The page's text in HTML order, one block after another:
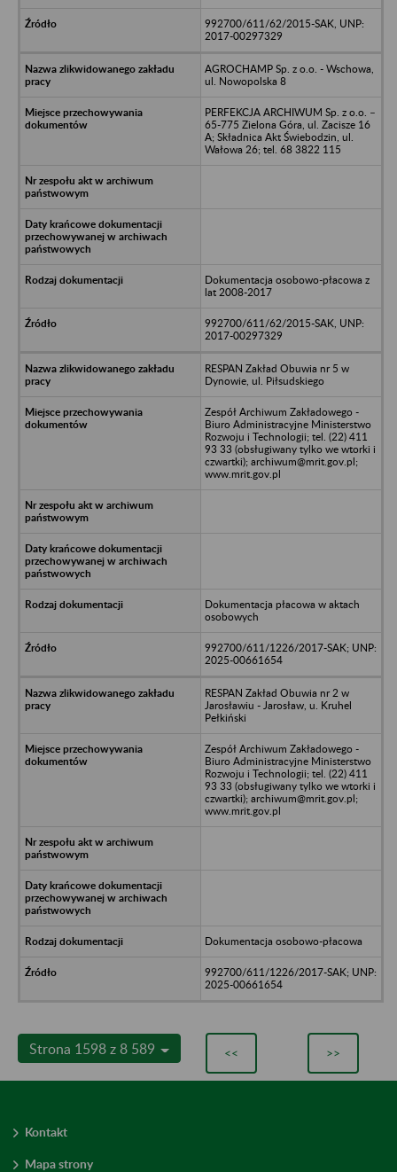
992700/611/62/2015-SAK, UNP:
2017-00297329
AGROCHAMP Sp. z o.o. - Wschowa,
ul. Nowopolska 8
PERFEKCJA ARCHIWUM Sp. z o.o. –
65-775 Zielona Góra, ul. Zacisze 16
A; Składnica Akt Świebodzin, ul.
Wałowa 26; tel. 68 3822 115
Dokumentacja osobowo-płacowa z
lat 2008-2017
992700/611/62/2015-SAK, UNP:
2017-00297329
RESPAN Zakład Obuwia nr 5 w
Dynowie, ul. Piłsudskiego
Zespół Archiwum Zakładowego -
Biuro Administracyjne Ministerstwo
Rozwoju i Technologii; tel. (22) 411
93 33 (obsługiwany tylko we wtorki i
czwartki); archiwum@mrit.gov.pl;
www.mrit.gov.pl
Dokumentacja płacowa w aktach
osobowych
992700/611/1226/2017-SAK; UNP:
2025-00661654
RESPAN Zakład Obuwia nr 2 w
Jarosławiu - Jarosław, u. Kruhel
Pełkiński
Zespół Archiwum Zakładowego -
Biuro Administracyjne Ministerstwo
Rozwoju i Technologii; tel. (22) 411
93 33 (obsługiwany tylko we wtorki i
czwartki); archiwum@mrit.gov.pl;
www.mrit.gov.pl
Dokumentacja osobowo-płacowa
992700/611/1226/2017-SAK; UNP:
2025-00661654
Strona 1598 z 8 589 << >>
Kontakt
Mapa strony